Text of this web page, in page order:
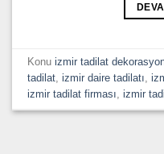
Konuizmir tadilat
tadilat ,izmir daire tadilatı ,
izmir tadilat firması ,izmir